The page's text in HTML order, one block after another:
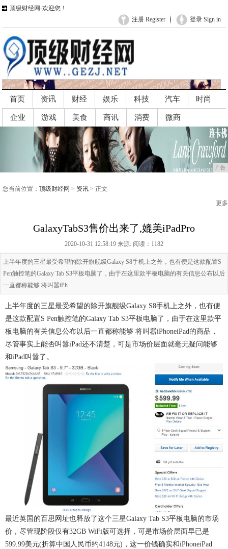
顶级财经网-欢迎您！
登录 Sign in
注册 Register
首页 资讯 财经 娱乐 科技 汽车 时尚
企业 游戏 美食 商讯 消费 微商
广告
您当前位置： 顶级财经网 > 资讯 > 正文
更多
GalaxyTabS3售价出来了,媲美iPadPro
2020-10-31 12:58:19 来源: 阅读：1182
上半年度的三星最受希望的除开旗舰级Galaxy S8手机上之外，也有便是这款配置S
Pen触控笔的Galaxy Tab S3平板电脑了，由于在这里款平板电脑的有关信息公布以后
一直都称能够 将叫嚣iPh
上半年度的三星最受希望的除开旗舰级Galaxy S8手机上之外，也有便
是这款配置S Pen触控笔的Galaxy Tab S3平板电脑了，由于在这里款平
板电脑的有关信息公布以后一直都称能够 将叫嚣iPhoneiPad的商品，
尽管事实上能否叫嚣iPad还不清楚，可是市场价层面就毫无疑问能够
和iPad叫嚣了。
最近英国的百思网址也释放了这个三星Galaxy Tab S3平板电脑的市场
价，尽管现阶段仅有32GB WiFi版可选择，可是市场价层面早已是
599.99美元(折算中国人民币约4148元)，这一价钱确实和iPhoneiPad